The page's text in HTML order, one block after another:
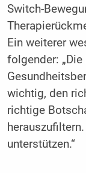
Switch-
Ein weiterer
folgender:
wichtig, den
richtige
unterstützen.“